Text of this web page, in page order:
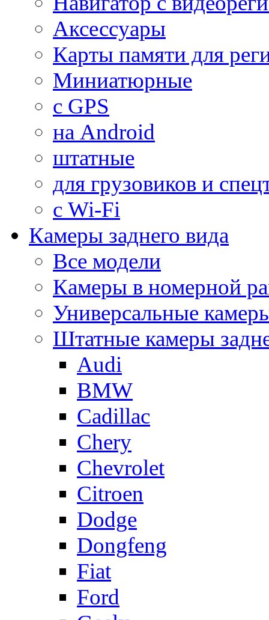
Аксессуары
Карты памяти для
Миниатюрные
с GPS
на Android
штатные
для грузовиков и
с Wi-Fi
Камеры заднего вида
Все модели
Камеры в номерной
Универсальные
Штатные камеры
Audi
BMW
Cadillac
Chery
Chevrolet
Citroen
Dodge
Dongfeng
Fiat
Ford